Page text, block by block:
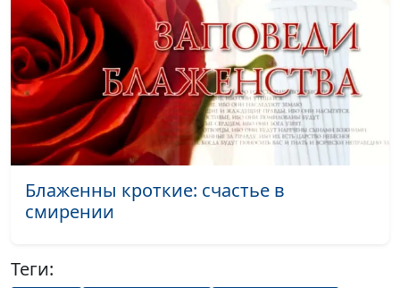
Блаженны кроткие: счастье в
смирении
Теги: